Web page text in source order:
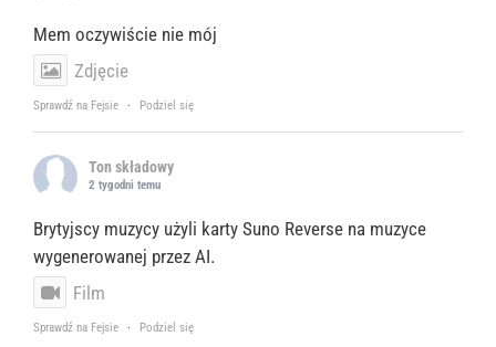
Mem oczywiście nie mój
Zdjęcie
Sprawdź na Fejsie · Podziel się
Ton składowy
2 tygodni temu
Brytyjscy muzycy użyli karty Suno Reverse na muzyce
wygenerowanej przez AI.
Film
Sprawdź na Fejsie · Podziel się